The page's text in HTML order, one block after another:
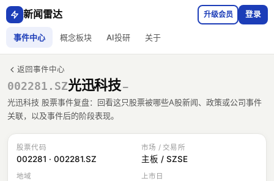
新闻雷达
事件中心 概念板块 AI投研 关于
升级会员 登录
返回事件中心
002281.SZ光迅科技 —
光迅科技 股票事件复盘：回看这只股票被哪些A股新闻、政策或公司事件
关联，以及事件后的阶段表现。
股票代码
002281 · 002281.SZ
市场 / 交易所
主板 / SZSE
地域 上市日